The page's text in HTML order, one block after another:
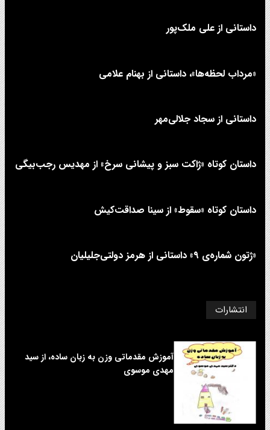
داستانی از علی‌ ملک‌پور
«مرداب لحظه‌ها»، داستانی از بهنام علامی
داستانی از سجاد جلالی‌مهر
داستان کوتاه «ژاکت سبز و پیشانی سرخ» از مهدیس رجب‌بیگی
داستان کوتاه «سقوط» از سینا صداقت‌کیش
«ژتون شماره‌ی ۹» داستانی از هرمز دولتی‌جلیلیان
انتشارات
آموزش مقدماتی وزن به زبان ساده، از سید
مهدی موسوی